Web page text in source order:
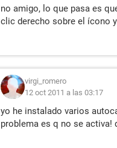
no amigo, lo que pasa es
clic derecho sobre el ícono
virgi_romero
12 oct 2011 a las 03:17
yo he instalado varios
problema es q no se activa!